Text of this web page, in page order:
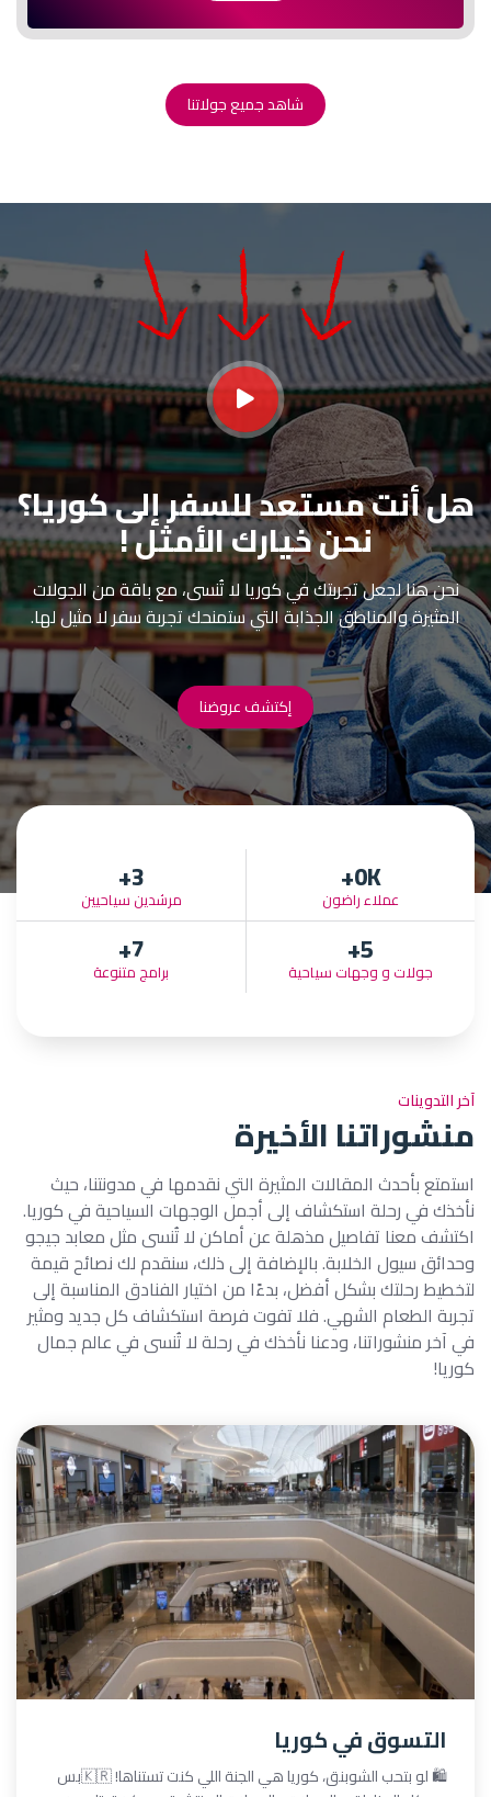
شاهد جميع جولاتنا
هل أنت مستعد للسفر إلى كوريا؟
نحن خيارك الأمثل !
نحن هنا لجعل تجربتك في كوريا لا تُنسى، مع باقة من الجولات
المثيرة والمناطق الجذابة التي ستمنحك تجربة سفر لا مثيل لها.
إكتشف عروضنا
0K+
عملاء راضون 3
+
مرشدين سياحيين
5
+
جولات و وجهات سياحية 7
+
برامج متنوعة
آخر التدوينات
منشوراتنا الأخيرة
استمتع بأحدث المقالات المثيرة التي نقدمها في مدونتنا، حيث
نأخذك في رحلة استكشاف إلى أجمل الوجهات السياحية في كوريا.
اكتشف معنا تفاصيل مذهلة عن أماكن لا تُنسى مثل معابد جيجو
وحدائق سيول الخلابة. بالإضافة إلى ذلك، سنقدم لك نصائح قيمة
لتخطيط رحلتك بشكل أفضل، بدءًا من اختيار الفنادق المناسبة إلى
تجربة الطعام الشهي. فلا تفوت فرصة استكشاف كل جديد ومثير
في آخر منشوراتنا، ودعنا نأخذك في رحلة لا تُنسى في عالم جمال
كوريا!
التسوق في كوريا
🛍️ لو بتحب الشوبنق، كوريا هي الجنة اللي كنت تستناها! 🇰🇷بس